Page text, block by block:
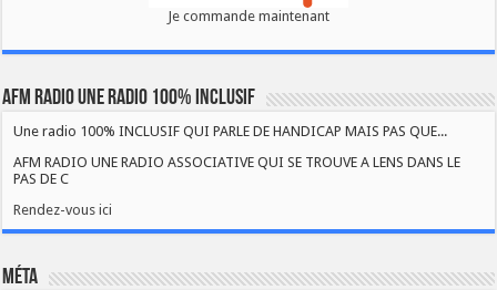
Je commande maintenant
AFM RADIO UNE RADIO 100% INCLUSIF
Une radio 100% INCLUSIF QUI PARLE DE HANDICAP MAIS PAS QUE...
AFM RADIO UNE RADIO ASSOCIATIVE QUI SE TROUVE A LENS DANS LE
PAS DE C
Rendez-vous ici
Méta